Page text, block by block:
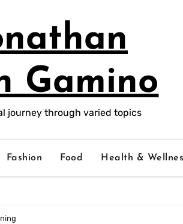
Gamino
journey through varied topics
Fashion Food Health &